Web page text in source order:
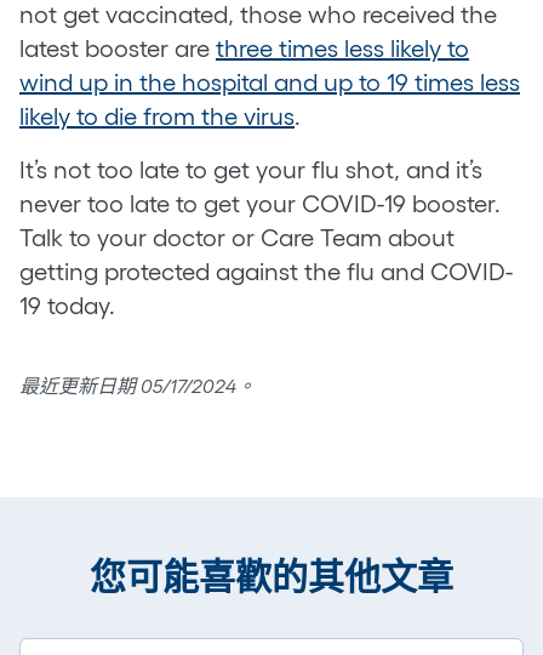
not get vaccinated, those who received the
latest booster are three times less likely to
wind up in the hospital and up to 19 times less
likely to die from the virus.
It’s not too late to get your flu shot, and it’s
never too late to get your COVID-19 booster.
Talk to your doctor or Care Team about
getting protected against the flu and COVID-
19 today.
最近更新日期 05/17/2024。
您可能喜歡的其他文章